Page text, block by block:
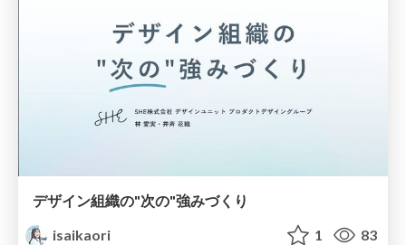
デザイン組織の"次の"強みづくり
isaikaori
1 83